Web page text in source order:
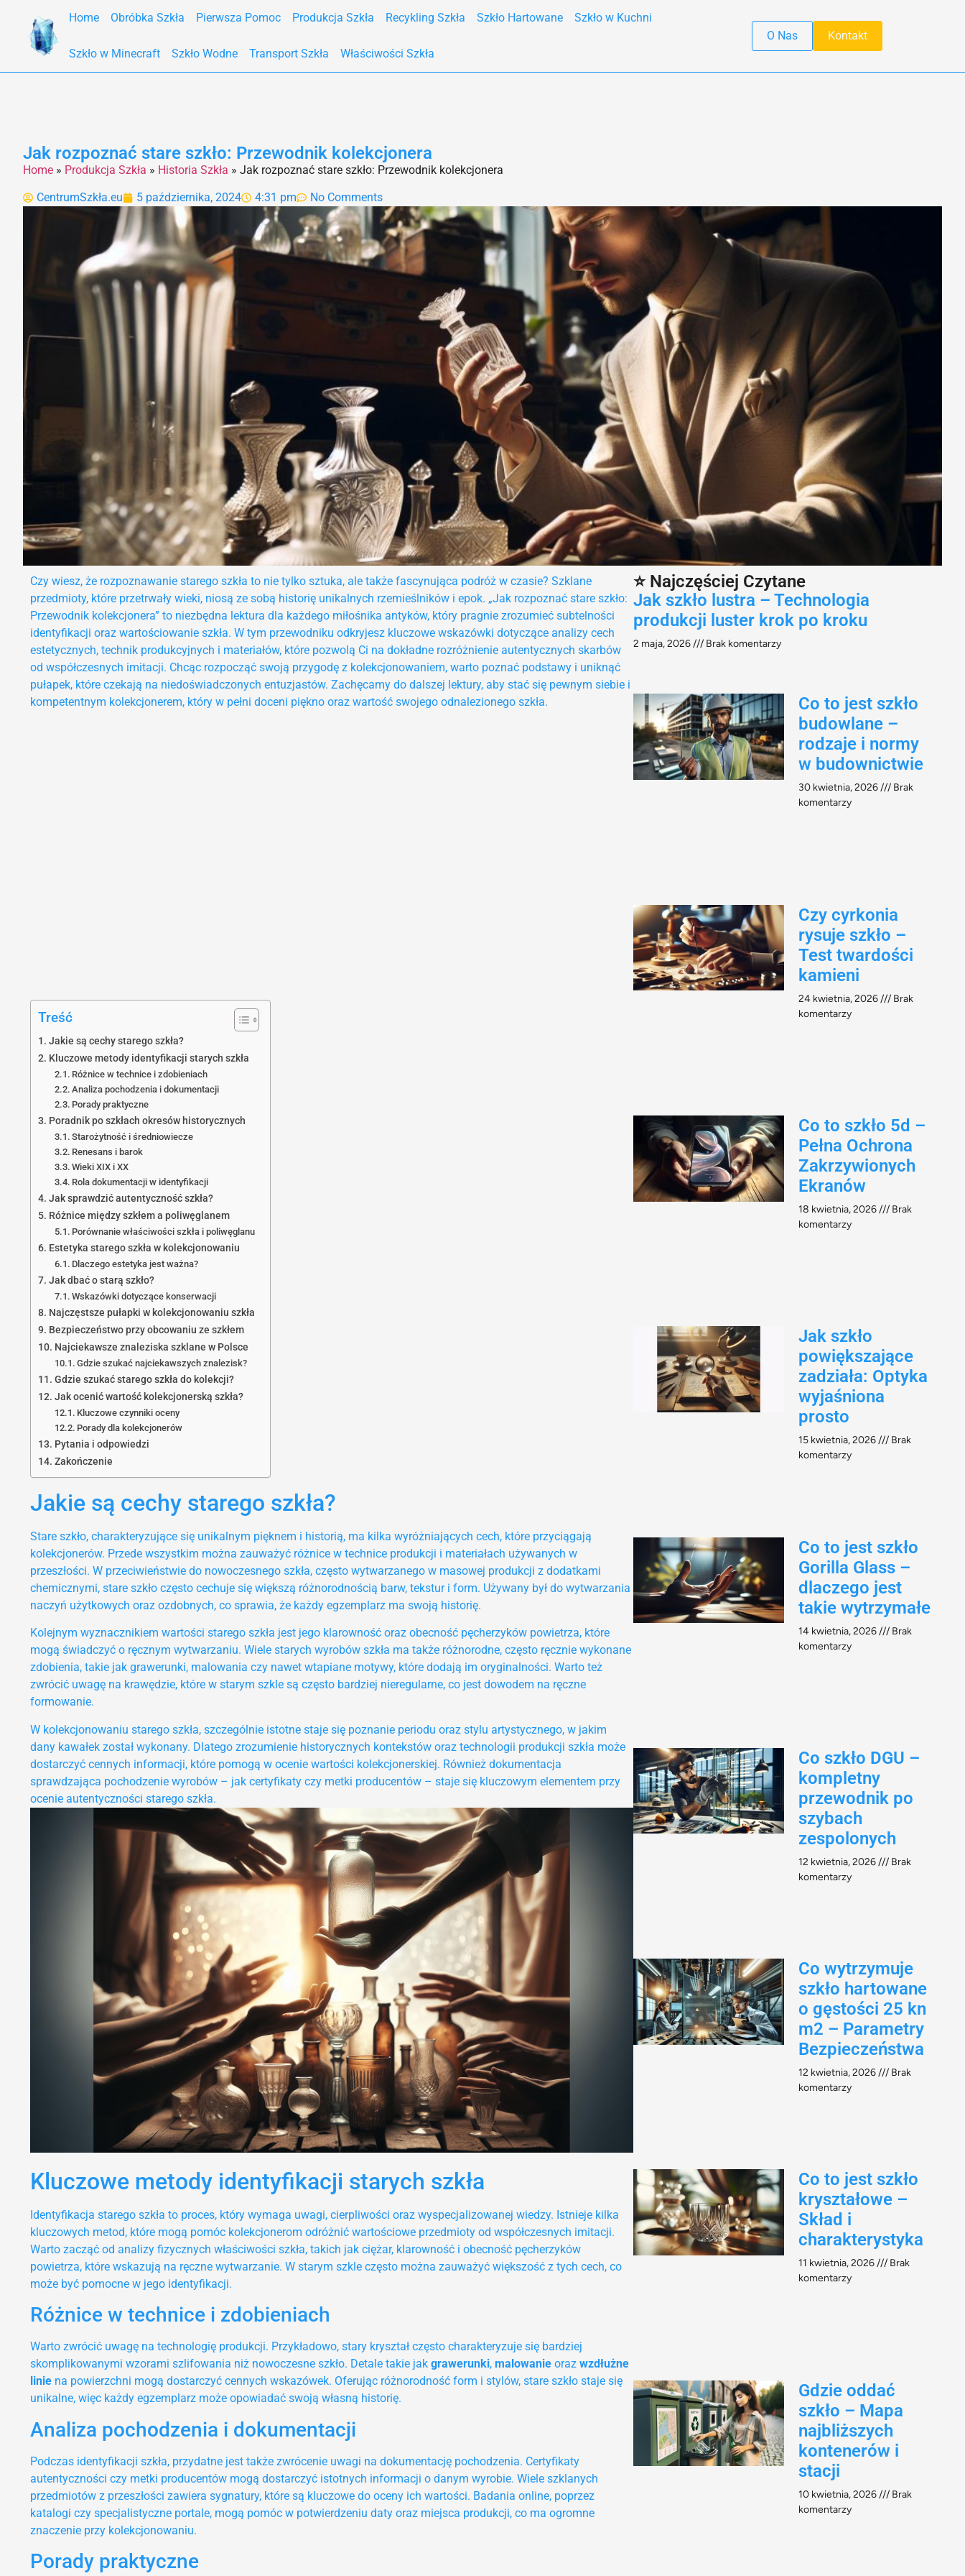
Home Obróbka Szkła Pierwsza Pomoc Produkcja Szkła Recykling Szkła Szkło Hartowane Szkło w Kuchni
Szkło w Minecraft Szkło Wodne Transport Szkła Właściwości Szkła
O Nas Kontakt
Jak rozpoznać stare szkło: Przewodnik kolekcjonera
Home » Produkcja Szkła » Historia Szkła » Jak rozpoznać stare szkło: Przewodnik kolekcjonera
CentrumSzkła.eu 5 października, 2024 4:31 pm No Comments
Czy wiesz, że rozpoznawanie starego szkła to nie tylko sztuka, ale także fascynująca podróż w czasie? Szklane
przedmioty, które przetrwały wieki, niosą ze sobą historię unikalnych rzemieślników i epok. „Jak rozpoznać stare szkło:
Przewodnik kolekcjonera” to niezbędna lektura dla każdego miłośnika antyków, który pragnie zrozumieć subtelności
identyfikacji oraz wartościowanie szkła. W tym przewodniku odkryjesz kluczowe wskazówki dotyczące analizy cech
estetycznych, technik produkcyjnych i materiałów, które pozwolą Ci na dokładne rozróżnienie autentycznych skarbów
od współczesnych imitacji. Chcąc rozpocząć swoją przygodę z kolekcjonowaniem, warto poznać podstawy i uniknąć
pułapek, które czekają na niedoświadczonych entuzjastów. Zachęcamy do dalszej lektury, aby stać się pewnym siebie i
kompetentnym kolekcjonerem, który w pełni doceni piękno oraz wartość swojego odnalezionego szkła.
Treść
Jakie są cechy starego szkła?
Kluczowe metody identyfikacji starych szkła
Różnice w technice i zdobieniach
Analiza pochodzenia i dokumentacji
Porady praktyczne
Poradnik po szkłach okresów historycznych
Starożytność i średniowiecze
Renesans i barok
Wieki XIX i XX
Rola dokumentacji w identyfikacji
Jak sprawdzić autentyczność szkła?
Różnice między szkłem a poliwęglanem
Porównanie właściwości szkła i poliwęglanu
Estetyka starego szkła w kolekcjonowaniu
Dlaczego estetyka jest ważna?
Jak dbać o starą szkło?
Wskazówki dotyczące konserwacji
Najczęstsze pułapki w kolekcjonowaniu szkła
Bezpieczeństwo przy obcowaniu ze szkłem
Najciekawsze znaleziska szklane w Polsce
Gdzie szukać najciekawszych znalezisk?
Gdzie szukać starego szkła do kolekcji?
Jak ocenić wartość kolekcjonerską szkła?
Kluczowe czynniki oceny
Porady dla kolekcjonerów
Pytania i odpowiedzi
Zakończenie
Jakie są cechy starego szkła?
Stare szkło, charakteryzujące się unikalnym pięknem i historią, ma kilka wyróżniających cech, które przyciągają
kolekcjonerów. Przede wszystkim można zauważyć różnice w technice produkcji i materiałach używanych w
przeszłości. W przeciwieństwie do nowoczesnego szkła, często wytwarzanego w masowej produkcji z dodatkami
chemicznymi, stare szkło często cechuje się większą różnorodnością barw, tekstur i form. Używany był do wytwarzania
naczyń użytkowych oraz ozdobnych, co sprawia, że każdy egzemplarz ma swoją historię.
Kolejnym wyznacznikiem wartości starego szkła jest jego klarowność oraz obecność pęcherzyków powietrza, które
mogą świadczyć o ręcznym wytwarzaniu. Wiele starych wyrobów szkła ma także różnorodne, często ręcznie wykonane
zdobienia, takie jak grawerunki, malowania czy nawet wtapiane motywy, które dodają im oryginalności. Warto też
zwrócić uwagę na krawędzie, które w starym szkle są często bardziej nieregularne, co jest dowodem na ręczne
formowanie.
W kolekcjonowaniu starego szkła, szczególnie istotne staje się poznanie periodu oraz stylu artystycznego, w jakim
dany kawałek został wykonany. Dlatego zrozumienie historycznych kontekstów oraz technologii produkcji szkła może
dostarczyć cennych informacji, które pomogą w ocenie wartości kolekcjonerskiej. Również dokumentacja
sprawdzająca pochodzenie wyrobów – jak certyfikaty czy metki producentów – staje się kluczowym elementem przy
ocenie autentyczności starego szkła.
Kluczowe metody identyfikacji starych szkła
Identyfikacja starego szkła to proces, który wymaga uwagi, cierpliwości oraz wyspecjalizowanej wiedzy. Istnieje kilka
kluczowych metod, które mogą pomóc kolekcjonerom odróżnić wartościowe przedmioty od współczesnych imitacji.
Warto zacząć od analizy fizycznych właściwości szkła, takich jak ciężar, klarowność i obecność pęcherzyków
powietrza, które wskazują na ręczne wytwarzanie. W starym szkle często można zauważyć większość z tych cech, co
może być pomocne w jego identyfikacji.
Różnice w technice i zdobieniach
Warto zwrócić uwagę na technologię produkcji. Przykładowo, stary kryształ często charakteryzuje się bardziej
skomplikowanymi wzorami szlifowania niż nowoczesne szkło. Detale takie jak grawerunki, malowanie oraz wzdłużne
linie na powierzchni mogą dostarczyć cennych wskazówek. Oferując różnorodność form i stylów, stare szkło staje się
unikalne, więc każdy egzemplarz może opowiadać swoją własną historię.
Analiza pochodzenia i dokumentacji
Podczas identyfikacji szkła, przydatne jest także zwrócenie uwagi na dokumentację pochodzenia. Certyfikaty
autentyczności czy metki producentów mogą dostarczyć istotnych informacji o danym wyrobie. Wiele szklanych
przedmiotów z przeszłości zawiera sygnatury, które są kluczowe do oceny ich wartości. Badania online, poprzez
katalogi czy specjalistyczne portale, mogą pomóc w potwierdzeniu daty oraz miejsca produkcji, co ma ogromne
znaczenie przy kolekcjonowaniu.
Porady praktyczne
⭐ Najczęściej Czytane
Jak szkło lustra – Technologia
produkcji luster krok po kroku
2 maja, 2026 Brak komentarzy
Co to jest szkło
budowlane –
rodzaje i normy
w budownictwie
30 kwietnia, 2026
Brak
komentarzy
Czy cyrkonia
rysuje szkło –
Test twardości
kamieni​
24 kwietnia, 2026
Brak
komentarzy
Co to szkło 5d –
Pełna Ochrona
Zakrzywionych
Ekranów
18 kwietnia, 2026
Brak
komentarzy
Jak szkło
powiększające
zadziała: Optyka
wyjaśniona
prosto
15 kwietnia, 2026
Brak
komentarzy
Co to jest szkło
Gorilla Glass –
dlaczego jest
takie wytrzymałe
14 kwietnia, 2026
Brak
komentarzy
Co szkło DGU –
kompletny
przewodnik po
szybach
zespolonych
12 kwietnia, 2026
Brak
komentarzy
Co wytrzymuje
szkło hartowane
o gęstości 25 kn
m2 – Parametry
Bezpieczeństwa
12 kwietnia, 2026
Brak
komentarzy
Co to jest szkło
kryształowe –
Skład i
charakterystyka​
11 kwietnia, 2026
Brak
komentarzy
Gdzie oddać
szkło – Mapa
najbliższych
kontenerów i
stacji
10 kwietnia, 2026
Brak
komentarzy